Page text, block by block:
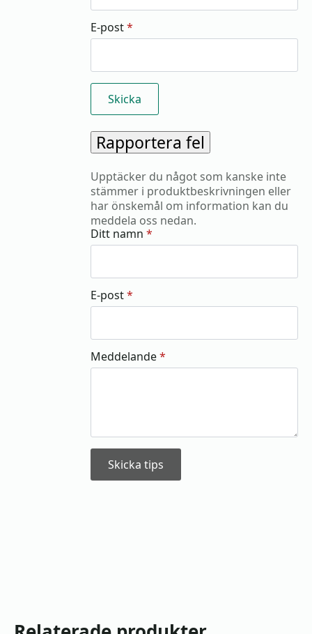
E-post*
Rapportera fel
Upptäcker du något som kanske inte
stämmer i produktbeskrivningen eller
har önskemål om information kan du
meddela oss nedan.
Ditt namn *
E-post*
Meddelande*
Skicka tips